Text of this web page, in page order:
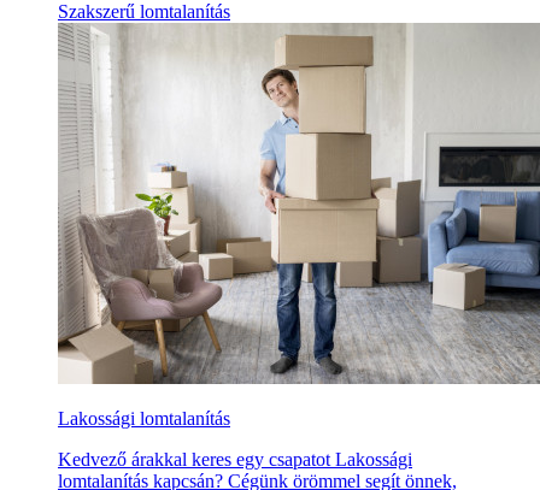
Szakszerű lomtalanítás
Lakossági lomtalanítás
Kedvező árakkal keres egy csapatot Lakossági
lomtalanítás kapcsán? Cégünk örömmel segít önnek,